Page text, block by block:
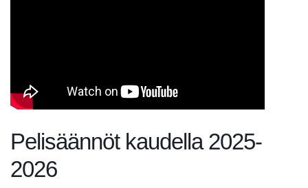
Pelisäännöt kaudella 2025-
2026